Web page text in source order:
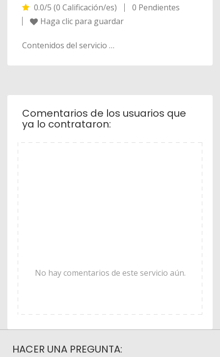
0.0/5 (0 Calificación/es)
0 Pendientes
Haga clic para guardar
Contenidos del servicio …
Comentarios de los usuarios que
ya lo contrataron:
No hay comentarios de este servicio aún.
HACER UNA PREGUNTA: